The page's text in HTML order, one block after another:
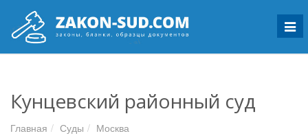
Кунцевский районный суд
Главная Суды Москва